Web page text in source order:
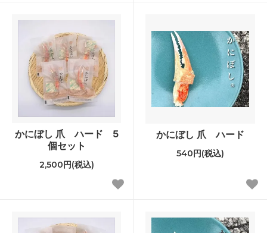
かにぼし 爪 ハード 5
個セット
2,500円(税込)
かにぼし 爪 ハード
540円(税込)